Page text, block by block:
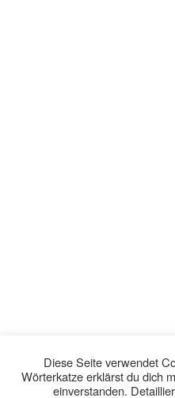
Diese Seite verwendet
Wörterkatze erklärst du dich
einverstanden.